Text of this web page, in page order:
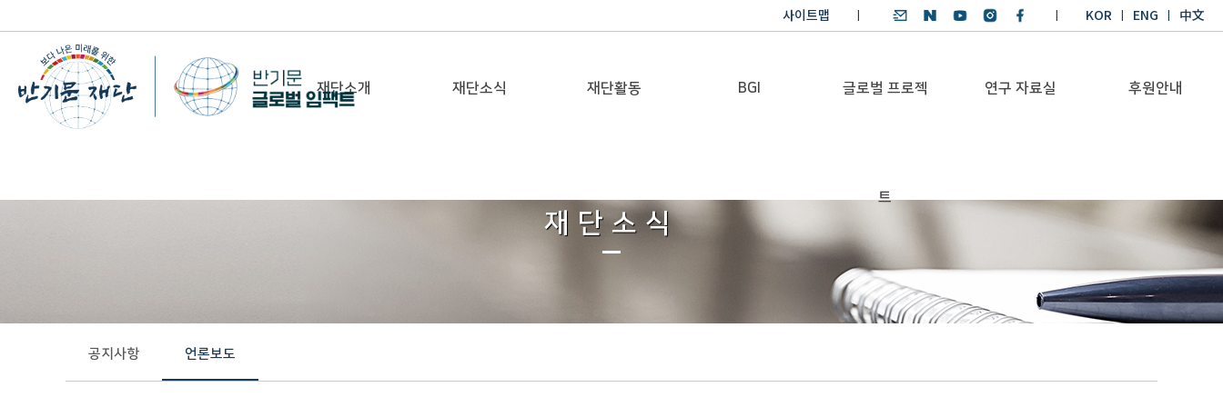
사이트맵 KOR ENG 中文
재단소개 재단소식 재단활동 BGI 글로벌 프로젝
트
연구 자료실 후원안내
행사
갤러리
Platform
Trans-Pacific
Sustainability
Dialogue
SDGs 영어 에세이
기후환경리더
양성과정 수상작
재단소식
공지사항 언론보도